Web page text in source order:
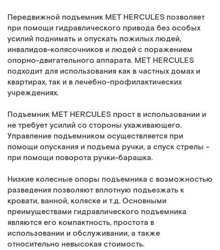
Передвижной подъемник МЕТ HERCULES позволяет
при помощи гидравлического привода без особых
усилий поднимать и опускать пожилых людей,
инвалидов-колясочников и людей с поражением
опорно-двигательного аппарата. МЕТ HERCULES
подходит для использования как в частных домах и
квартирах, так и в лечебно-профилактических
учреждениях.
Подъемник MET HERCULES прост в использовании и
не требует усилий со стороны ухаживающего.
Управление подъемником осуществляется при
помощи опускания и подъема ручки, а спуск стрелы -
при помощи поворота ручки-барашка.
Низкие колесные опоры подъемника с возможностью
разведения позволяют вплотную подъезжать к
кровати, ванной, коляске и т.д. Основными
преимуществами гидравлического подъемника
являются его компактность, простота в
использовании и обслуживании, а также
относительно невысокая стоимость.